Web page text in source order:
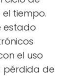
tiempo.
estado
el uso
pérdida de